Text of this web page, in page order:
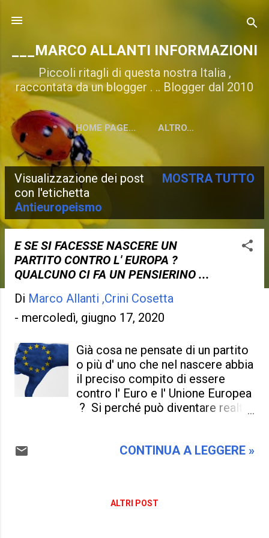
___MARCO ALLANTI INFORMAZIONI
Piccoli ritagli di questa nostra Italia ,
raccontata da un blogger . .. Blogger dal 2010
HOME PAGE... ALTRO…
P
o
s
Visualizzazione dei post
con l'etichetta
Antieuropeismo
MOSTRA TUTTO
E SE SI FACESSE NASCERE UN
PARTITO CONTRO L' EUROPA ?
QUALCUNO CI FA UN PENSIERINO ...
Di Marco Allanti ,Crini Cosetta
- mercoledì, giugno 17, 2020
Già cosa ne pensate di un partito
o più d' uno che nel nascere abbia
il preciso compito di essere
contro l' Euro e l' Unione Europea
? Si perché può diventare realtà,
remare contro per paura ! Ci fa
portare l' Italia fuori dall' Ue ,
CONTINUA A LEGGERE »
ALTRI POST